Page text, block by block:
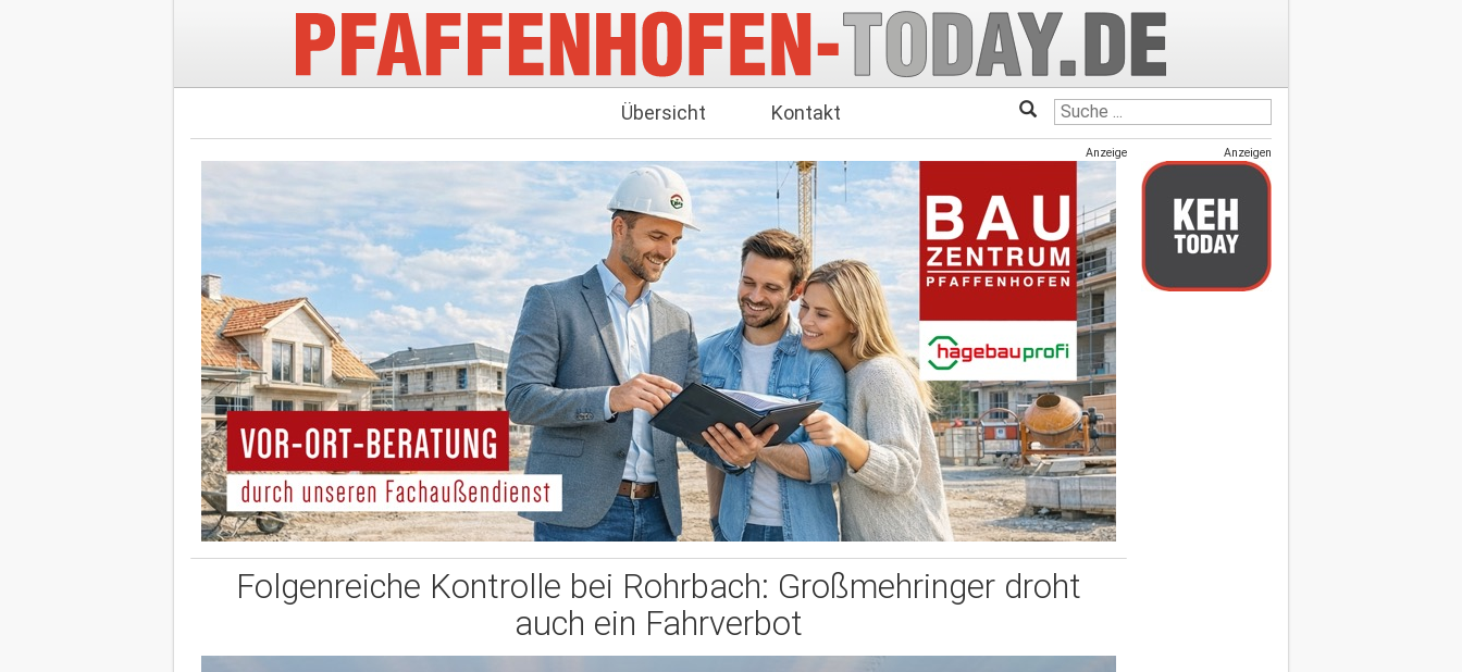
Übersicht Kontakt
Anzeige
Folgenreiche Kontrolle bei Rohrbach: Großmehringer droht
auch ein Fahrverbot
Anzeigen